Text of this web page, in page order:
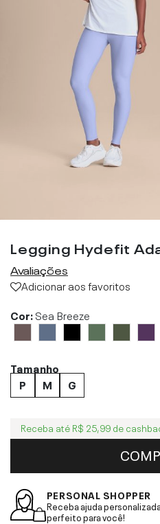
Legging Hydefit
Avaliações
Adicionar aos favoritos
Cor:Sea Breeze
Tamanho
P
M G
Receba até R$ 25,99 de
PERSONAL SHOPPER
Receba ajuda
perfeito para você!